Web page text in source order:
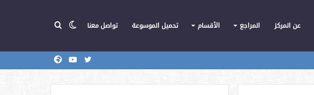
عن المركز المراجع الأقسام تحميل الموسوعة تواصل معنا الوضع
يوتيوب تويتر